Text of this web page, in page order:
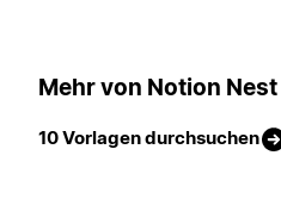
Mehr von Notion Nest
10 Vorlagen durchsuchen